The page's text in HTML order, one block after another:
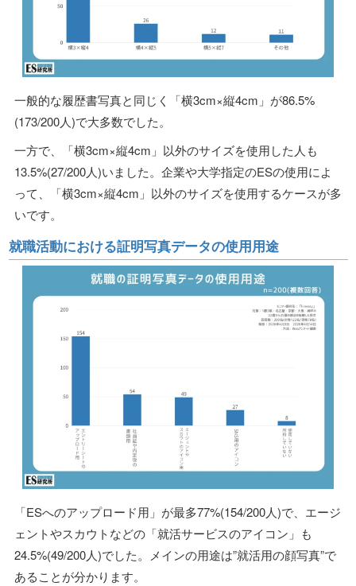
一般的な履歴書写真と同じく「横3cm×縦4cm」が86.5%
(173/200人)で大多数でした。
一方で、「横3cm×縦4cm」以外のサイズを使用した人も
13.5%(27/200人)いました。企業や大学指定のESの使用によ
って、「横3cm×縦4cm」以外のサイズを使用するケースが多
いです。
就職活動における証明写真データの使用用途
「ESへのアップロード用」が最多77%(154/200人)で、エージ
ェントやスカウトなどの「就活サービスのアイコン」も
24.5%(49/200人)でした。メインの用途は”就活用の顔写真”で
あることが分かります。